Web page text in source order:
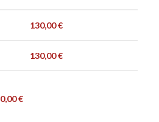
130,00€
130,00€
0,00€